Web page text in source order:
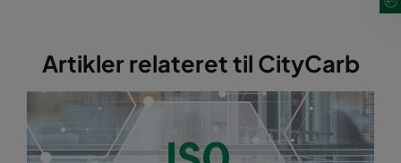
Artikler relateret til CityCarb